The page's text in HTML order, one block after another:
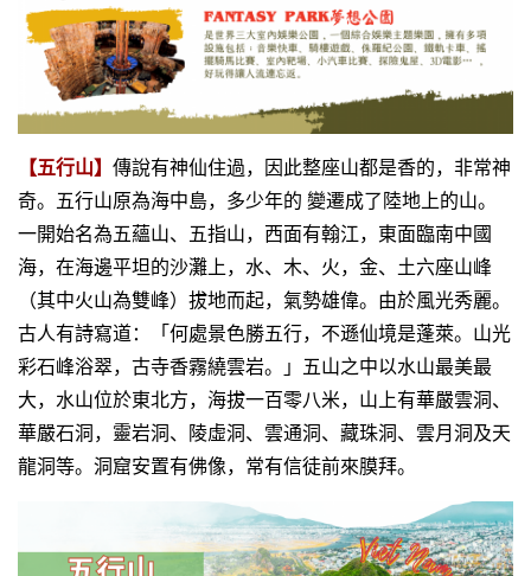
【五行山】 傳說有神仙住過，因此整座山都是香的，非常神
奇。五行山原為海中島，多少年的 變遷成了陸地上的山。
一開始名為五蘊山、五指山，西面有翰江，東面臨南中國
海，在海邊平坦的沙灘上，水、木、火，金、土六座山峰
（其中火山為雙峰）拔地而起，氣勢雄偉。由於風光秀麗。
古人有詩寫道：「何處景色勝五行，不遜仙境是蓬萊。山光
彩石峰浴翠，古寺香霧繞雲岩。」五山之中以水山最美最
大，水山位於東北方，海拔一百零八米，山上有華嚴雲洞、
華嚴石洞，靈岩洞、陵虛洞、雲通洞、藏珠洞、雲月洞及天
龍洞等。洞窟安置有佛像，常有信徒前來膜拜。